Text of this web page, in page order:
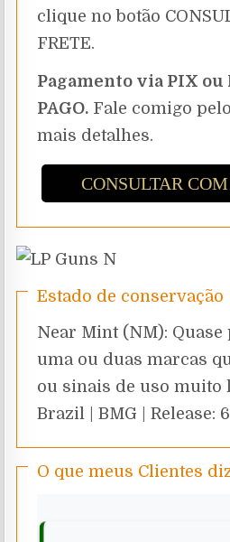
clique no botão
FRETE.
Pagamento via PIX ou
PAGO. Fale comigo
mais detalhes.
CONSULTAR
Estado de conservação
Near Mint (NM): Quase
uma ou duas marcas
ou sinais de uso muito
Brazil | BMG | Release:
O que meus Clientes